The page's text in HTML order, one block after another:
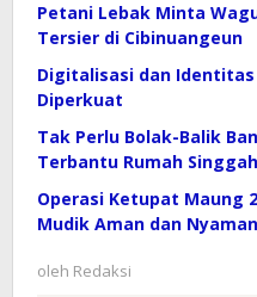
Petani Lebak Minta
Tersier di Cibinuangeun
Digitalisasi dan Identitas
Diperkuat
Tak Perlu Bolak-Balik
Terbantu Rumah
Operasi Ketupat Maung
Mudik Aman dan
oleh Redaksi